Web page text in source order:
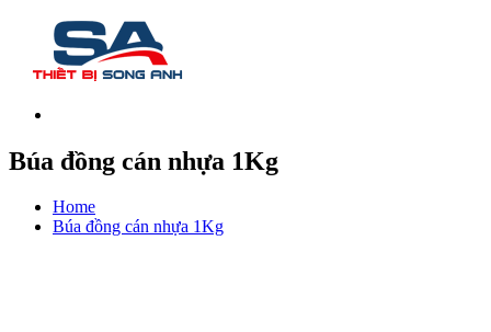
Búa đồng cán nhựa 1Kg
Home
Búa đồng cán nhựa 1Kg